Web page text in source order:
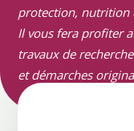
protection, nutrition
Il vous fera profiter
travaux de
et démarches